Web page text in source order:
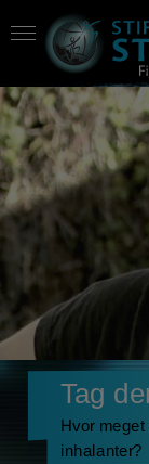
Tag
Hvor
inhalanter?